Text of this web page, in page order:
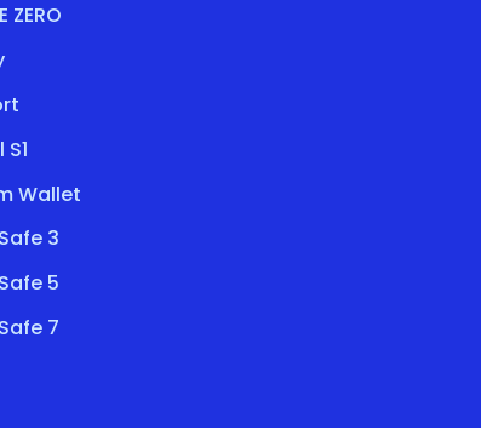
ZERO
Wallet
3
5
7